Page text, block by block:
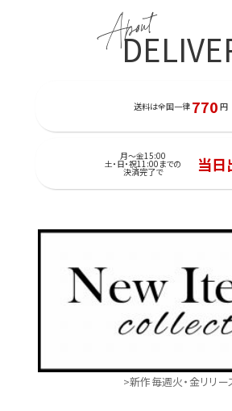
About
送料は全国一律 770 円
月～金15:00
土・日・祝11:00までの
決済完了で 当日
>新作毎週火・金リリー